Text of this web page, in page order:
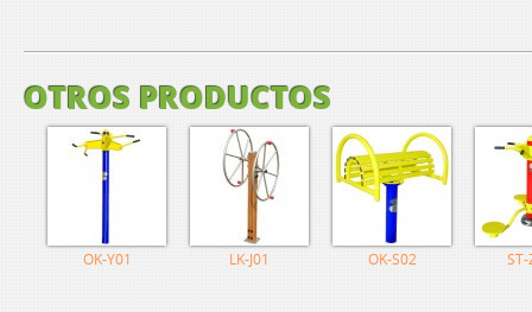
OTROS PRODUCTOS
OK-Y01 LK-J01 OK-S02